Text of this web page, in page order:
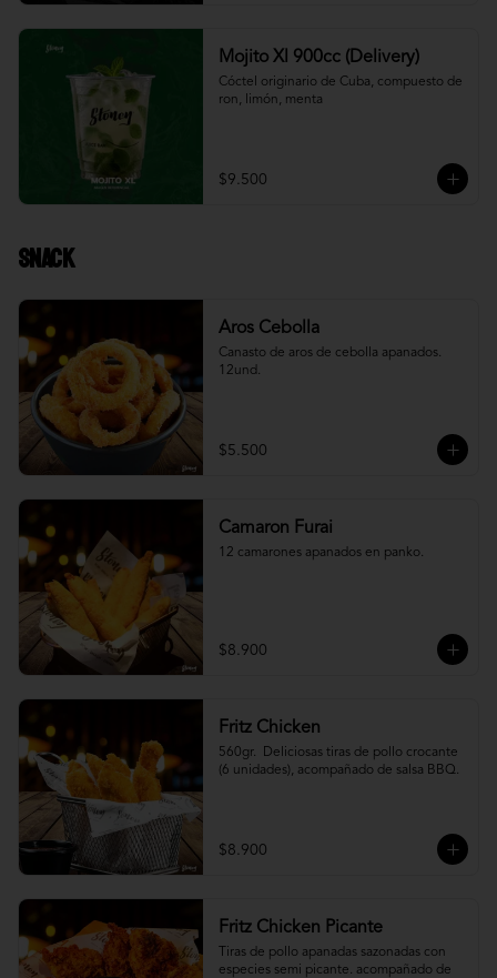
Mojito Xl 900cc (Delivery)
Cóctel originario de Cuba, compuesto de
ron, limón, menta
$9.500
Snack
Aros Cebolla
Canasto de aros de cebolla apanados.
12und.
$5.500
Camaron Furai
12 camarones apanados en panko.
$8.900
Fritz Chicken
560gr.  Deliciosas tiras de pollo crocante
(6 unidades), acompañado de salsa BBQ.
$8.900
Fritz Chicken Picante
Tiras de pollo apanadas sazonadas con
especies semi picante. acompañado de